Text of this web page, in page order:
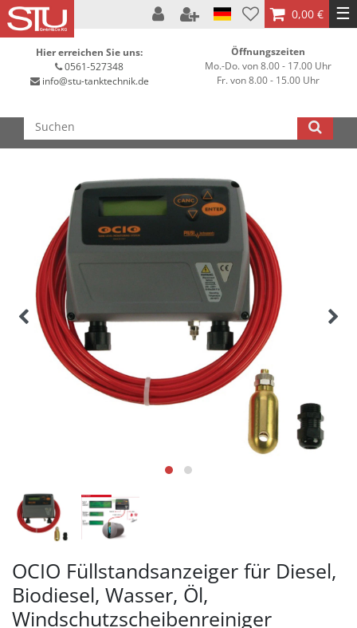
0,00 € ☰
Hier erreichen Sie uns:
0561-527348
info@stu-tanktechnik.de
Öffnungszeiten
Mo.-Do. von 8.00 - 17.00 Uhr
Fr. von 8.00 - 15.00 Uhr
OCIO Füllstandsanzeiger für Diesel,
Biodiesel, Wasser, Öl,
Windschutzscheibenreiniger